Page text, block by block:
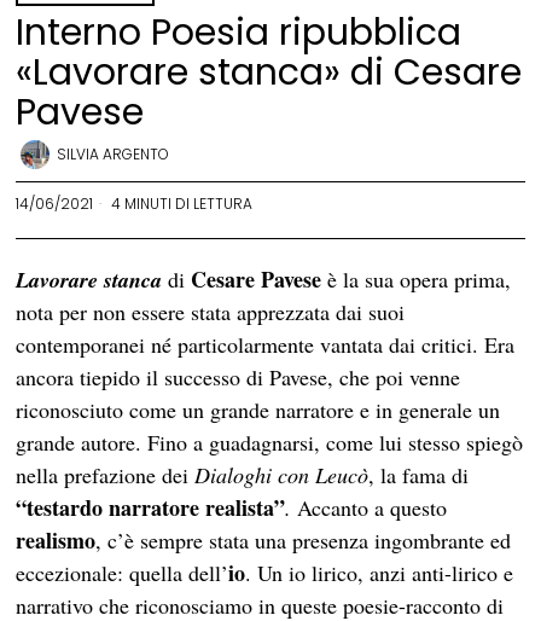
Interno Poesia ripubblica
«Lavorare stanca» di Cesare
Pavese
SILVIA ARGENTO
14/06/2021 4 MINUTI DI LETTURA
Lavorare stanca di Cesare Pavese è la sua opera prima,
nota per non essere stata apprezzata dai suoi
contemporanei né particolarmente vantata dai critici. Era
ancora tiepido il successo di Pavese, che poi venne
riconosciuto come un grande narratore e in generale un
grande autore. Fino a guadagnarsi, come lui stesso spiegò
nella prefazione deiDialoghi con Leucò, la fama di
“testardo narratore realista”. Accanto a questo
realismo, c’è sempre stata una presenza ingombrante ed
eccezionale: quella dell’io. Un io lirico, anzi anti-lirico e
narrativo che riconosciamo in queste poesie-racconto di